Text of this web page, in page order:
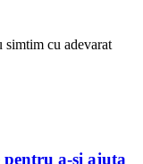
simtim cu adevarat
a-si ajuta